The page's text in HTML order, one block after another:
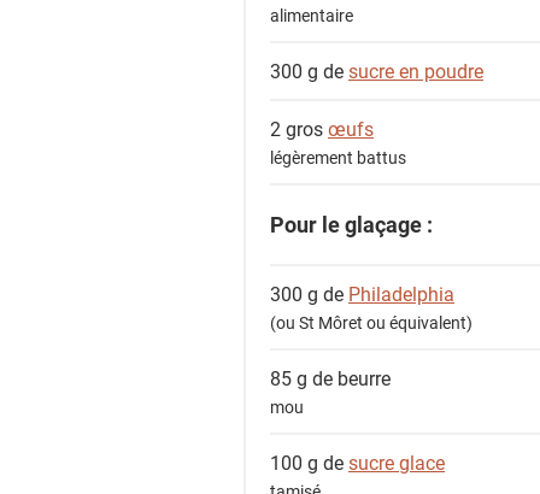
alimentaire
300 g desucre en poudre
2 grosœufs
légèrement battus
Pour le glaçage :
300 g de Philadelphia
(ou St Môret ou équivalent)
85 g de beurre
mou
100 g desucre glace